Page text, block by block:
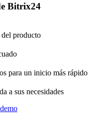
Bitrix24
producto
para un inicio más rápido
a sus necesidades